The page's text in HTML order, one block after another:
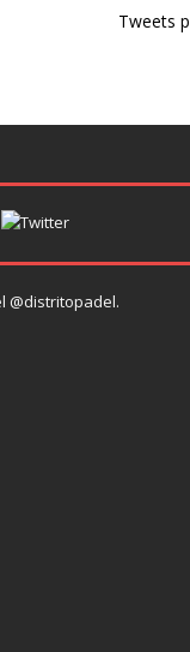
Tweets
@distritopadel.